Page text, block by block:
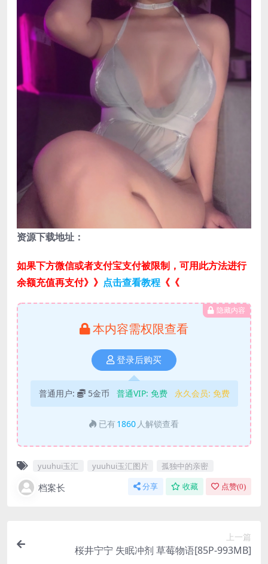
资源下载地址：
如果下方微信或者支付宝支付被限制，可用此方法进行
余额充值再支付》》 点击查看教程 《《
隐藏内容
本内容需权限查看
登录后购买
普通用户: 5金币 普通VIP: 免费 永久会员: 免费
已有 1860 人解锁查看
yuuhui玉汇 yuuhui玉汇图片 孤独中的亲密
档案长 分享 收藏 点赞(0)
上一篇
桜井宁宁 失眠冲剂 草莓物语[85P-993MB]